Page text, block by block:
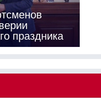
праздника